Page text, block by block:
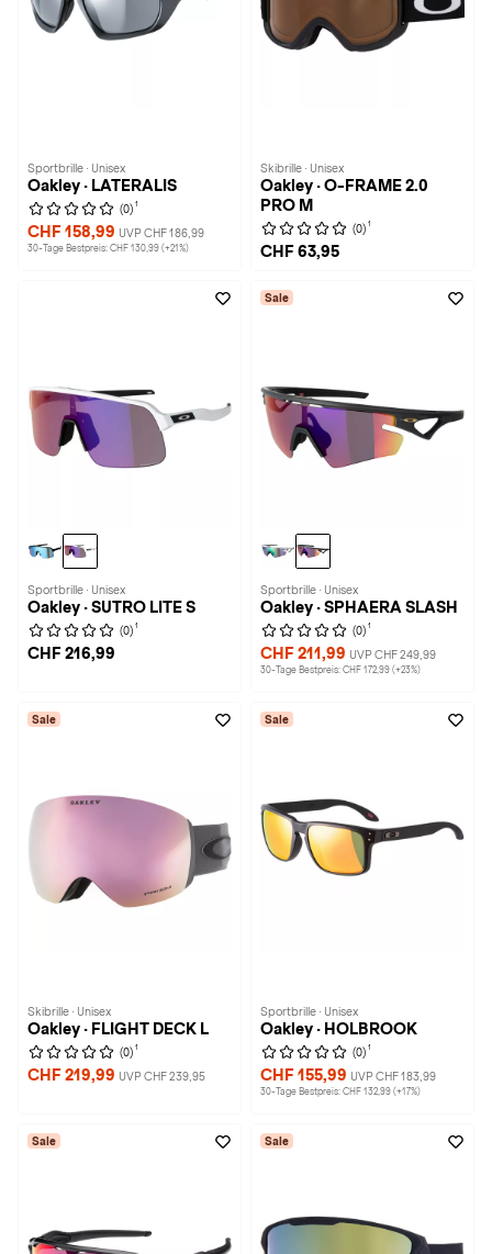
Sportbrille · Unisex
Oakley · LATERALIS
(0) 1
CHF 158,99 UVP CHF 186,99
30-Tage Bestpreis: CHF 130,99 (+21%)
Skibrille · Unisex
Oakley · O-FRAME 2.0
PRO M
(0) 1
CHF 63,95
Sportbrille · Unisex
Oakley · SUTRO LITE S
(0) 1
CHF 216,99
Sale
Sportbrille · Unisex
Oakley · SPHAERA SLASH
(0) 1
CHF 211,99 UVP CHF 249,99
30-Tage Bestpreis: CHF 172,99 (+23%)
Sale
Skibrille · Unisex
Oakley · FLIGHT DECK L
(0) 1
CHF 219,99 UVP CHF 239,95
Sale
Sportbrille · Unisex
Oakley · HOLBROOK
(0) 1
CHF 155,99 UVP CHF 183,99
30-Tage Bestpreis: CHF 132,99 (+17%)
Sale Sale